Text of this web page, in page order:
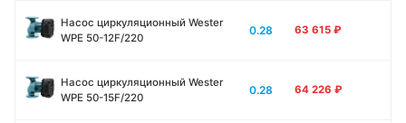
Насос циркуляционный Wester
WPE 50-12F/220
0.28 63 615 ₽
Насос циркуляционный Wester
WPE 50-15F/220
0.28 64 226 ₽